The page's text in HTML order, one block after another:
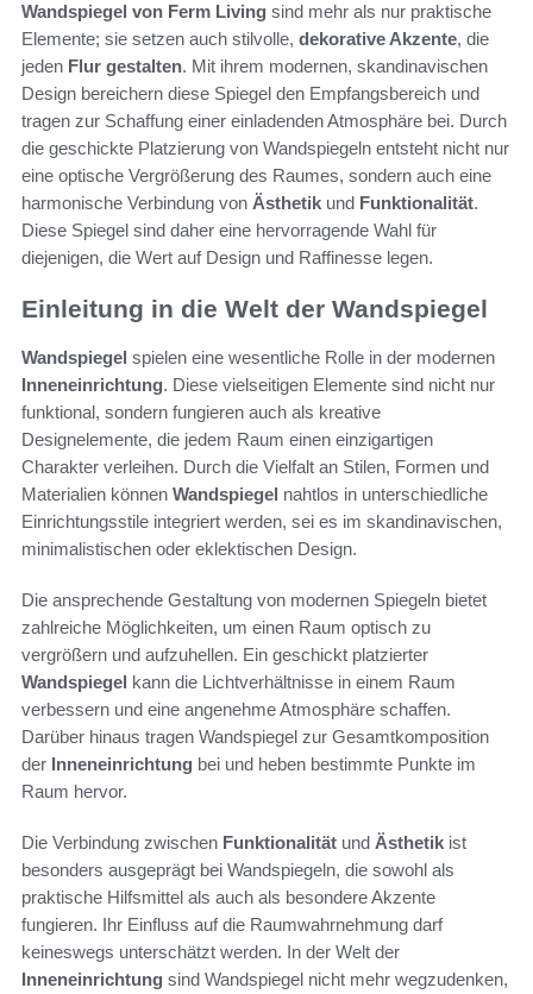
Wandspiegel von Ferm Living sind mehr als nur praktische
Elemente; sie setzen auch stilvolle, dekorative Akzente, die
jeden Flur gestalten. Mit ihrem modernen, skandinavischen
Design bereichern diese Spiegel den Empfangsbereich und
tragen zur Schaffung einer einladenden Atmosphäre bei. Durch
die geschickte Platzierung von Wandspiegeln entsteht nicht nur
eine optische Vergrößerung des Raumes, sondern auch eine
harmonische Verbindung von Ästhetik und Funktionalität.
Diese Spiegel sind daher eine hervorragende Wahl für
diejenigen, die Wert auf Design und Raffinesse legen.
Einleitung in die Welt der Wandspiegel
Wandspiegel spielen eine wesentliche Rolle in der modernen
Inneneinrichtung. Diese vielseitigen Elemente sind nicht nur
funktional, sondern fungieren auch als kreative
Designelemente, die jedem Raum einen einzigartigen
Charakter verleihen. Durch die Vielfalt an Stilen, Formen und
Materialien können Wandspiegel nahtlos in unterschiedliche
Einrichtungsstile integriert werden, sei es im skandinavischen,
minimalistischen oder eklektischen Design.
Die ansprechende Gestaltung von modernen Spiegeln bietet
zahlreiche Möglichkeiten, um einen Raum optisch zu
vergrößern und aufzuhellen. Ein geschickt platzierter
Wandspiegel kann die Lichtverhältnisse in einem Raum
verbessern und eine angenehme Atmosphäre schaffen.
Darüber hinaus tragen Wandspiegel zur Gesamtkomposition
der Inneneinrichtung bei und heben bestimmte Punkte im
Raum hervor.
Die Verbindung zwischen Funktionalität und Ästhetik ist
besonders ausgeprägt bei Wandspiegeln, die sowohl als
praktische Hilfsmittel als auch als besondere Akzente
fungieren. Ihr Einfluss auf die Raumwahrnehmung darf
keineswegs unterschätzt werden. In der Welt der
Inneneinrichtung sind Wandspiegel nicht mehr wegzudenken,